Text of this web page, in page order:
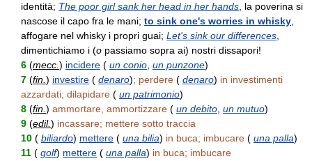
identità; The poor girl sank her head in her hands , la poverina si
nascose il capo fra le mani; to sink one's worries in whisky
affogare nel whisky i propri guai; Let's sink our differences
dimentichiamo i (o passiamo sopra ai) nostri dissapori!
6 (mecc. ) incidere ( un conio un punzone)
7 (fin. ) investire ( denaro); perdere ( denaro) in investimenti
azzardati; dilapidare ( un patrimonio)
8 (fin. ) ammortare, ammortizzare ( un debito un mutuo)
9 (edil.) incassare; mettere sotto traccia
10 ( biliardo) mettere ( una bilia) in buca; imbucare ( una palla)
11 ( golf) mettere ( una palla) in buca; imbucare